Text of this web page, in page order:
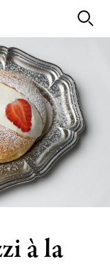
à la